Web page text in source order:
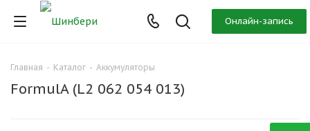
Онлайн-запись
Главная - Каталог - Аккумуляторы
FormulA (L2 062 054 013)